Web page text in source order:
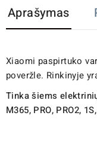
Aprašymas
Xiaomi paspirtuko
poveržle. Rinkinyje
Tinka šiems
M365, PRO, PRO2,